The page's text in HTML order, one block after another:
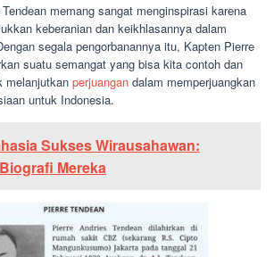
memang sangat menginspirasi karena
keberanian dan keikhlasannya dalam
segala pengorbanannya itu, Kapten Pierre
suatu semangat yang bisa kita contoh dan
melanjutkan perjuangan dalam memperjuangkan
untuk Indonesia.
Sukses Wirausahawan:
Mereka